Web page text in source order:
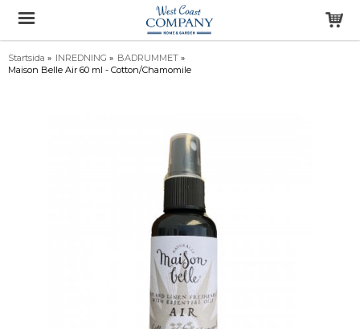
Startsida » INREDNING » BADRUMMET »
Maison Belle Air 60 ml - Cotton/Chamomile